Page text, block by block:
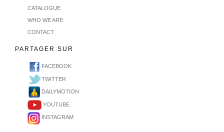
CATALOGUE
WHO WE ARE
CONTACT
PARTAGER SUR
FACEBOOK
TWITTER
DAILYMOTION
YOUTUBE
INSTAGRAM